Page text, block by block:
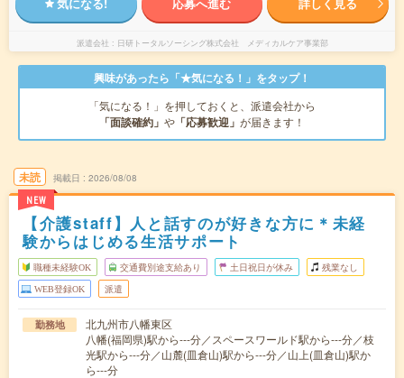
派遣会社 日研トータルソーシング株式会社 メディカルケア事業部
興味があったら「★気になる！」をタップ！
「気になる！」を押しておくと、派遣会社から
「面談確約」 や 「応募歓迎」 が届きます！
未読
NEW
掲載日 2026/08/08
【介護staff】人と話すのが好きな方に＊未経
験からはじめる生活サポート
職種未経験OK 交通費別途支給あり 土日祝日が休み 残業なし
WEB登録OK 派遣
勤務地
北九州市八幡東区
八幡(福岡県)駅から---分／スペースワールド駅から---分／枝
光駅から---分／山麓(皿倉山)駅から---分／山上(皿倉山)駅か
ら---分